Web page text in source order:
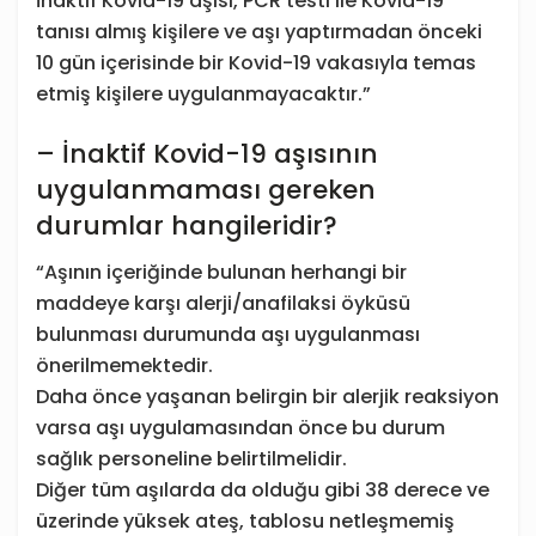
tanısı almış kişilere ve aşı yaptırmadan önceki
10 gün içerisinde bir Kovid-19 vakasıyla temas
etmiş kişilere uygulanmayacaktır.”
– İnaktif Kovid-19 aşısının
uygulanmaması gereken
durumlar hangileridir?
“Aşının içeriğinde bulunan herhangi bir
maddeye karşı alerji/anafilaksi öyküsü
bulunması durumunda aşı uygulanması
önerilmemektedir.
Daha önce yaşanan belirgin bir alerjik reaksiyon
varsa aşı uygulamasından önce bu durum
sağlık personeline belirtilmelidir.
Diğer tüm aşılarda da olduğu gibi 38 derece ve
üzerinde yüksek ateş, tablosu netleşmemiş